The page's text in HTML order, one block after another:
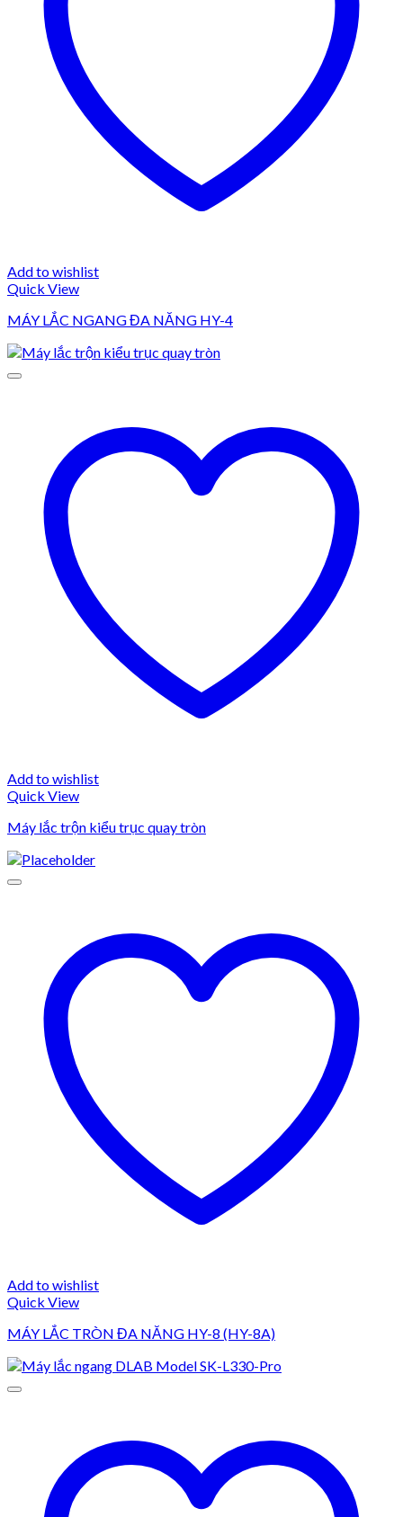
Add to wishlist
Quick View
MÁY LẮC NGANG ĐA NĂNG HY-4
Add to wishlist
Quick View
Máy lắc trộn kiểu trục quay tròn
Add to wishlist
Quick View
MÁY LẮC TRÒN ĐA NĂNG HY-8 (HY-8A)